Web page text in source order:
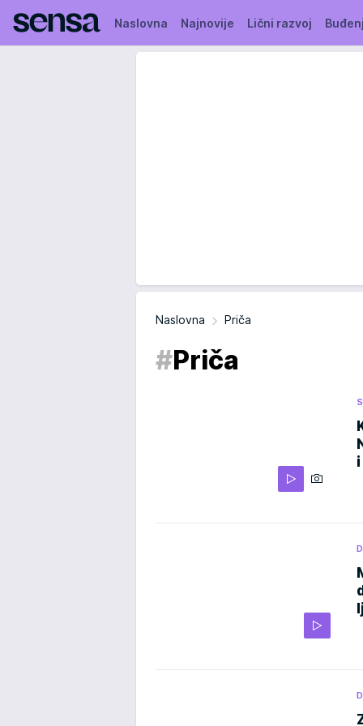
Naslovna Najnovije Lični razvoj
Naslovna Priča
#Priča